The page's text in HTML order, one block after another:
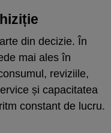
din decizie. În
mai ales în
reviziile,
și capacitatea
constant de lucru.